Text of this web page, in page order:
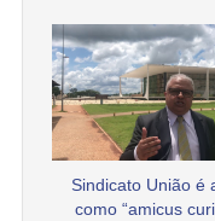
Sindicato União é
como “amicus